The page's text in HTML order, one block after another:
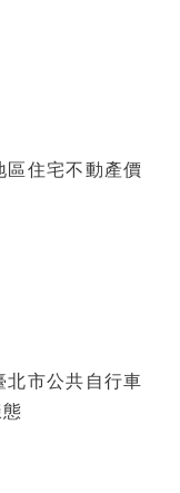
區住宅不動產價
北市公共自行車